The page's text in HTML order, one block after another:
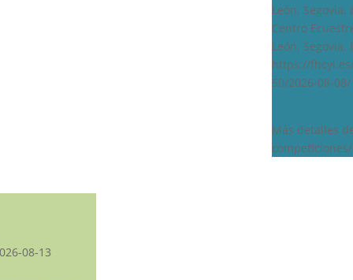
León, Segovia,
Centro
León, Segovia,
https://
50/2026-08-08/
Más detalles
08-13